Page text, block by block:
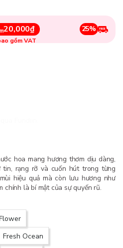
20,000₫
gồm VAT
25%
hoa mang hương thơm dịu dàng,
rạng rỡ và cuốn hút trong từng
hiệu quả mà còn lưu hương như
chính là bí mật của sự quyến rũ.
Fresh Ocean